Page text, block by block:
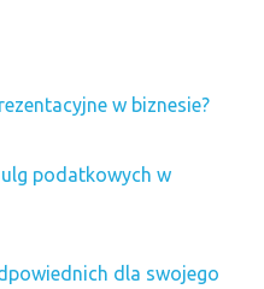
w biznesie?
podatkowych w
dla swojego